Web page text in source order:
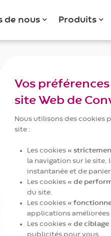
de nous Produits
Vos
site Web de
Nous utilisons des cookies
site :
Les cookies «
la navigation sur le site,
instantanée et de panier
Les cookies « de
du site.
Les cookies «
applications améliorées
Les cookies « de ciblage
publicités pour vous.